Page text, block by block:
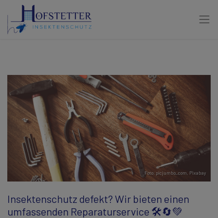
Foto: picjumbo_com, Pixabay
Insektenschutz defekt? Wir bieten einen
umfassenden Reparaturservice 🛠️🔄💚